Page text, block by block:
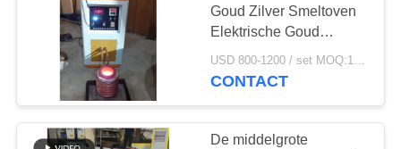
SITEMAP
PRIVACYBELEID
Inductie het
Verwarmen Machine
Goud Zilver Smeltoven
Elektrische Goud
Smeltpot
CONTACT
De middelgrote